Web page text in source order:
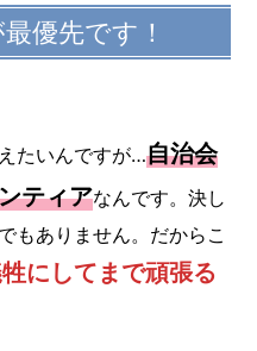
優先です！
たいんですが…自治会
ティアなんです。決し
もありません。だからこ
にしてまで頑張る